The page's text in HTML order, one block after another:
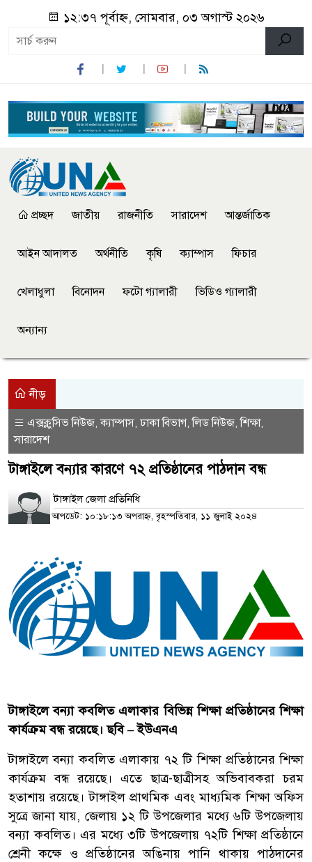
১২:৩৭ পূর্বাহ্ন, সোমবার, ০৩ অগাস্ট ২০২৬
প্রচ্ছদ জাতীয় রাজনীতি সারাদেশ আন্তর্জাতিক
আইন আদালত অর্থনীতি কৃষি ক্যাম্পাস ফিচার
খেলাধুলা বিনোদন ফটো গ্যালারী ভিডিও গ্যালারী
অন্যান্য
নীড়
এক্সক্লুসিভ নিউজ,ক্যাম্পাস,ঢাকা বিভাগ,লিড নিউজ,শিক্ষা,
সারাদেশ
টাঙ্গাইলে বন্যার কারণে ৭২ প্রতিষ্ঠানের পাঠদান বন্ধ
টাঙ্গাইল জেলা প্রতিনিধি
আপডেট: ১০:১৮:১৩ অপরাহ্ন, বৃহস্পতিবার, ১১ জুলাই ২০২৪
টাঙ্গাইলে বন্যা কবলিত এলাকার বিভিন্ন শিক্ষা প্রতিষ্ঠানের শিক্ষা
কার্যক্রম বন্ধ রয়েছে। ছবি – ইউএনএ
টাঙ্গাইলে বন্যা কবলিত এলাকায় ৭২ টি শিক্ষা প্রতিষ্ঠানের শিক্ষা
কার্যক্রম বন্ধ রয়েছে। এতে ছাত্র-ছাত্রীসহ অভিবাবকরা চরম
হতাশায় রয়েছে। টাঙ্গাইল প্রাথমিক এবং মাধ্যমিক শিক্ষা অফিস
সুত্রে জানা যায়, জেলায় ১২ টি উপজেলার মধ্যে ৬টি উপজেলায়
বন্যা কবলিত। এর মধ্যে ৩টি উপজেলায় ৭২টি শিক্ষা প্রতিষ্ঠানে
শ্রেনী কক্ষে ও প্রতিষ্ঠানের অঙিনায় পানি থাকায় পাঠদানের